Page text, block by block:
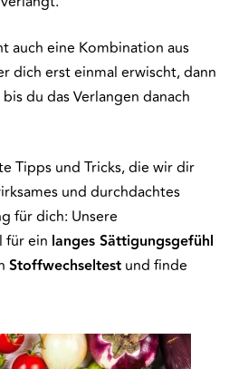
auch eine Kombination aus
dich erst einmal erwischt, dann
du das Verlangen danach
Tipps und Tricks, die wir dir
und durchdachtes
für dich: Unsere
für ein langes Sättigungsgefühl
Stoffwechseltest und finde